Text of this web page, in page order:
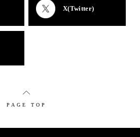
X(Twitter)
PAGE TOP